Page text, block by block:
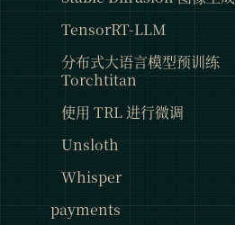
TensorRT-LLM
分布式大语言模型预训练
Torchtitan
使用 TRL 进行微调
Unsloth
Whisper
payments